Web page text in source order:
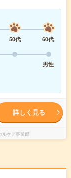
50代
60代
男性
詳しく見る
ルケア事業部